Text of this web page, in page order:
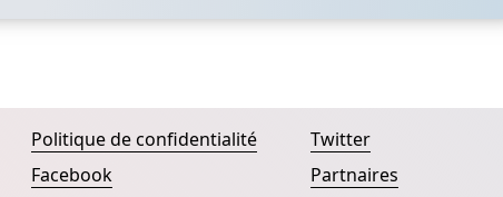
Politique de confidentialité
Facebook
Twitter
Partnaires